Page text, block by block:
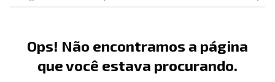
Ops! Não encontramos a página
que você estava procurando.